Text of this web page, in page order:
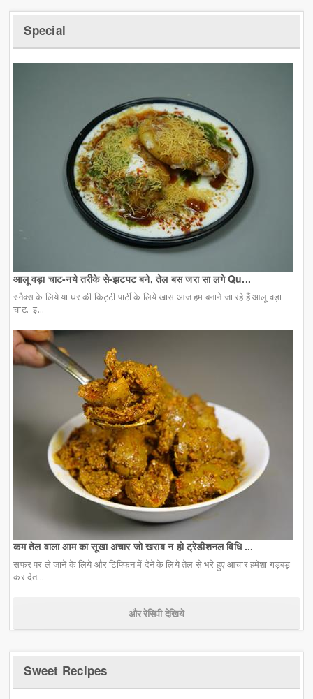
Special
आलू वड़ा चाट-नये तरीके से-झटपट बने, तेल बस जरा सा लगे Qu...
स्नैक्स के लिये या घर की किट्टी पार्टी के लिये खास आज हम बनाने जा रहे हैं आलू वड़ा
चाट. इ...
कम तेल वाला आम का सूखा अचार जो खराब न हो ट्रेडीशनल विधि ...
सफर पर ले जाने के लिये और टिफ्फिन में देने के लिये तेल से भरे हुए आचार हमेशा गड़बड़
कर देत...
और रेसिपी देखिये
Sweet Recipes